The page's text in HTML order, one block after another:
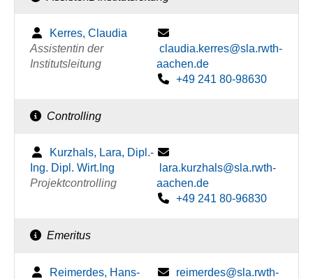
Kerres, Claudia
Assistentin der
Institutsleitung
claudia.kerres@sla.rwth-
aachen.de
+49 241 80-98630
Controlling
Kurzhals, Lara, Dipl.-
Ing. Dipl. Wirt.Ing
Projektcontrolling
lara.kurzhals@sla.rwth-
aachen.de
+49 241 80-96830
Emeritus
Reimerdes, Hans-
reimerdes@sla.rwth-